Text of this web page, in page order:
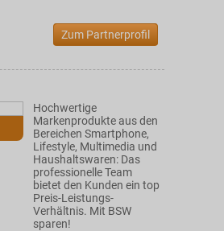
Zum Partnerprofil
Hochwertige
Markenprodukte aus den
Bereichen Smartphone,
Lifestyle, Multimedia und
Haushaltswaren: Das
professionelle Team
bietet den Kunden ein top
Preis-Leistungs-
Verhältnis. Mit BSW
sparen!